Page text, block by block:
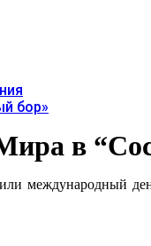
бор»
в
международный